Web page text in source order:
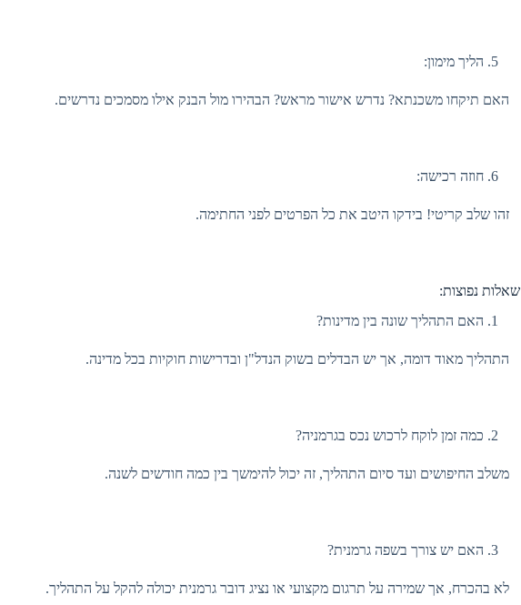
הליך מימון:
האם תיקחו משכנתא? נדרש אישור מראש? הבהירו מול הבנק אילו מסמכים נדרשים.
חוזה רכישה:
זהו שלב קריטי! בידקו היטב את כל הפרטים לפני החתימה.
שאלות נפוצות:
האם התהליך שונה בין מדינות?
התהליך מאוד דומה, אך יש הבדלים בשוק הנדל"ן ובדרישות חוקיות בכל מדינה.
כמה זמן לוקח לרכוש נכס בגרמניה?
משלב החיפושים ועד סיום התהליך, זה יכול להימשך בין כמה חודשים לשנה.
האם יש צורך בשפה גרמנית?
לא בהכרח, אך שמירה על תרגום מקצועי או נציג דובר גרמנית יכולה להקל על התהליך.